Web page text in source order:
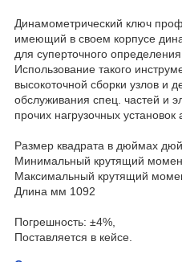
Динамометрический ключ
имеющий в своем корпусе
для суперточного
Использование такого
высокоточной сборки узлов и
обслуживания спец. частей и
прочих нагрузочных установок
Размер квадрата в дюймах
Минимальный крутящий
Максимальный крутящий
Длина мм 1092
Погрешность: ±4%,
Поставляется в кейсе.